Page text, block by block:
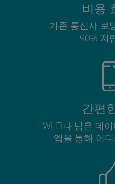
비용
기존 통신사 로
90% 저
간편
Wi-Fi나 남은 데
앱을 통해 어